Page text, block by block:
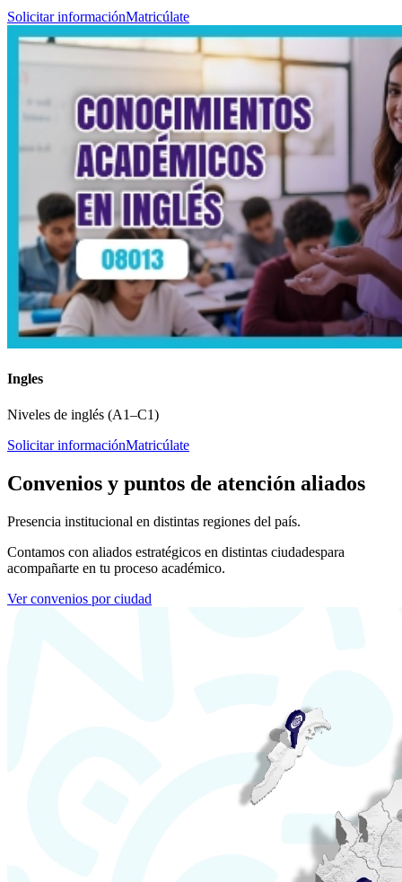
Solicitar informaciónMatricúlate
Ingles
Niveles de inglés (A1–C1)
Solicitar informaciónMatricúlate
Convenios y puntos de atención aliados
Presencia institucional en distintas regiones del país.
Contamos con aliados estratégicos en distintas ciudadespara
acompañarte en tu proceso académico.
Ver convenios por ciudad